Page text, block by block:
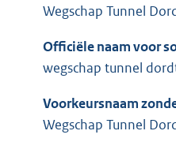
Wegschap Tunnel
Officiële naam voor
wegschap tunnel
Voorkeursnaam
Wegschap Tunnel